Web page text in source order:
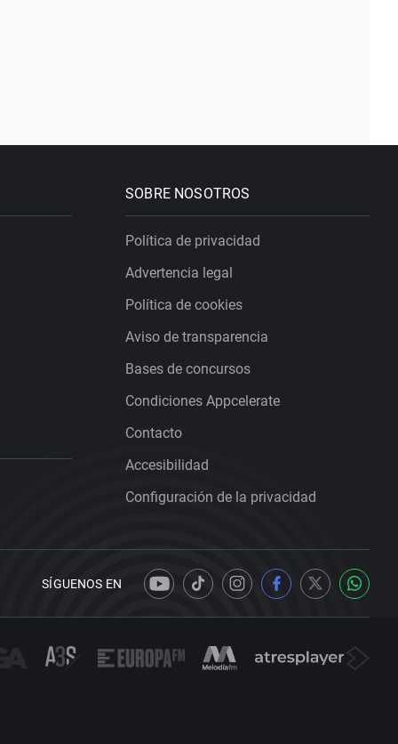
SOBRE NOSOTROS
Política de privacidad
Advertencia legal
Política de cookies
Aviso de transparencia
Bases de concursos
Condiciones Appcelerate
Contacto
Accesibilidad
Configuración de la privacidad
SÍGUENOS EN